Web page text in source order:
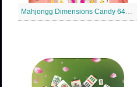
Mahjongg Dimensions Candy 640 Saniye